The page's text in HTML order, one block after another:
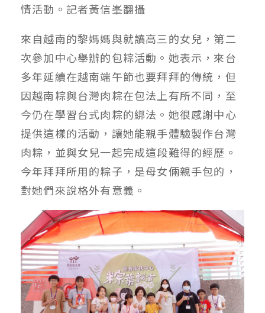
情活動。記者黃信峯翻攝
來自越南的黎媽媽與就讀高三的女兒，第二
次參加中心舉辦的包粽活動。她表示，來台
多年延續在越南端午節也要拜拜的傳統，但
因越南粽與台灣肉粽在包法上有所不同，至
今仍在學習台式肉粽的綁法。她很感謝中心
提供這樣的活動，讓她能親手體驗製作台灣
肉粽，並與女兒一起完成這段難得的經歷。
今年拜拜所用的粽子，是母女倆親手包的，
對她們來說格外有意義。